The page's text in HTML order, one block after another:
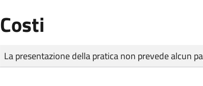
Costi
Tipo di pagamento
Importo
La presentazione della pratica non prevede alcun